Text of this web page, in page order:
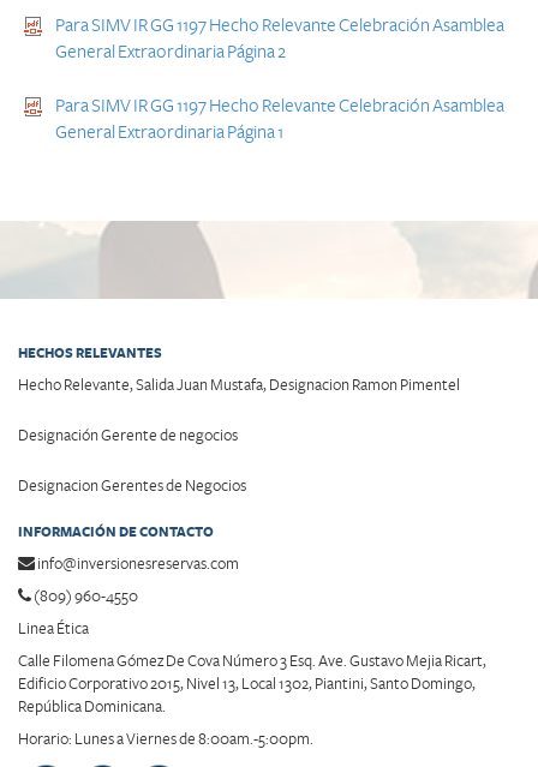
Para SIMV IR GG 1197 Hecho Relevante Celebración Asamblea
General Extraordinaria Página 2
Para SIMV IR GG 1197 Hecho Relevante Celebración Asamblea
General Extraordinaria Página 1
HECHOS RELEVANTES
Hecho Relevante, Salida Juan Mustafa, Designacion Ramon Pimentel
Designación Gerente de negocios
Designacion Gerentes de Negocios
INFORMACIÓN DE CONTACTO
info@inversionesreservas.com
(809) 960-4550
Linea Ética
Calle Filomena Gómez De Cova Número 3 Esq. Ave. Gustavo Mejia Ricart,
Edificio Corporativo 2015, Nivel 13, Local 1302, Piantini, Santo Domingo,
República Dominicana.
Horario: Lunes a Viernes de 8:00am.-5:00pm.